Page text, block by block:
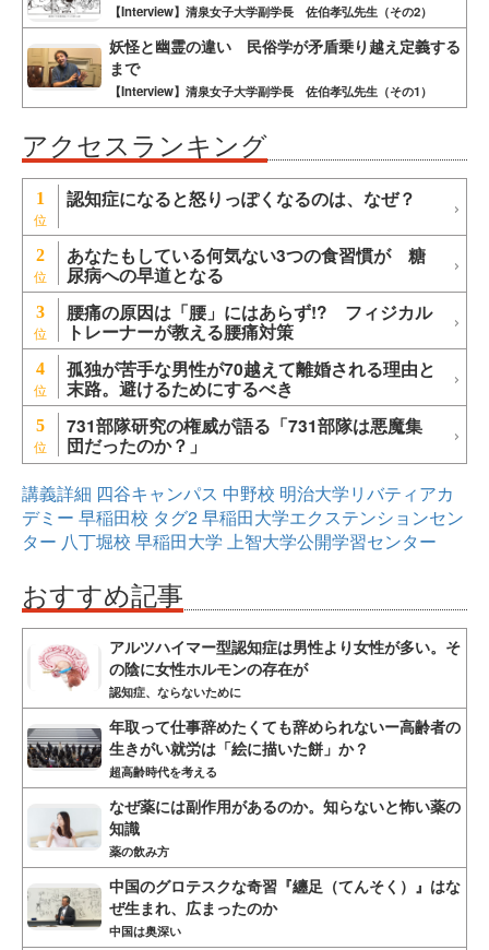
【Interview】清泉女子大学副学長 佐伯孝弘先生（その2）
妖怪と幽霊の違い 民俗学が矛盾乗り越え定義する
まで
【Interview】清泉女子大学副学長 佐伯孝弘先生（その1）
アクセスランキング
1 認知症になると怒りっぽくなるのは、なぜ？
2 あなたもしている何気ない3つの食習慣が 糖
尿病への早道となる
3 腰痛の原因は「腰」にはあらず!? フィジカル
トレーナーが教える腰痛対策
4 孤独が苦手な男性が70越えて離婚される理由と
末路。避けるためにするべき
5 731部隊研究の権威が語る「731部隊は悪魔集
団だったのか？」
講義詳細 四谷キャンパス 中野校 明治大学リバティアカ
デミー 早稲田校 タグ2早稲田大学エクステンションセン
ター 八丁堀校 早稲田大学 上智大学公開学習センター
おすすめ記事
アルツハイマー型認知症は男性より女性が多い。そ
の陰に女性ホルモンの存在が
認知症、ならないために
年取って仕事辞めたくても辞められないー高齢者の
生きがい就労は「絵に描いた餅」か？
超高齢時代を考える
なぜ薬には副作用があるのか。知らないと怖い薬の
知識
薬の飲み方
中国のグロテスクな奇習『纏足（てんそく）』はな
ぜ生まれ、広まったのか
中国は奥深い